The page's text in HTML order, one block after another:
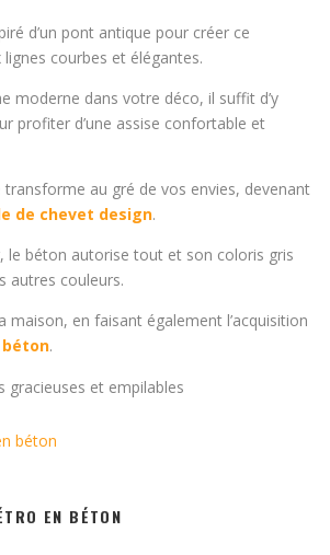
d’un pont antique pour créer ce
courbes et élégantes.
moderne dans votre déco, il suffit d’y
profiter d’une assise confortable et
transforme au gré de vos envies, devenant
de chevet design.
le béton autorise tout et son coloris gris
autres couleurs.
maison, en faisant également l’acquisition
béton.
gracieuses et empilables
EN BÉTON